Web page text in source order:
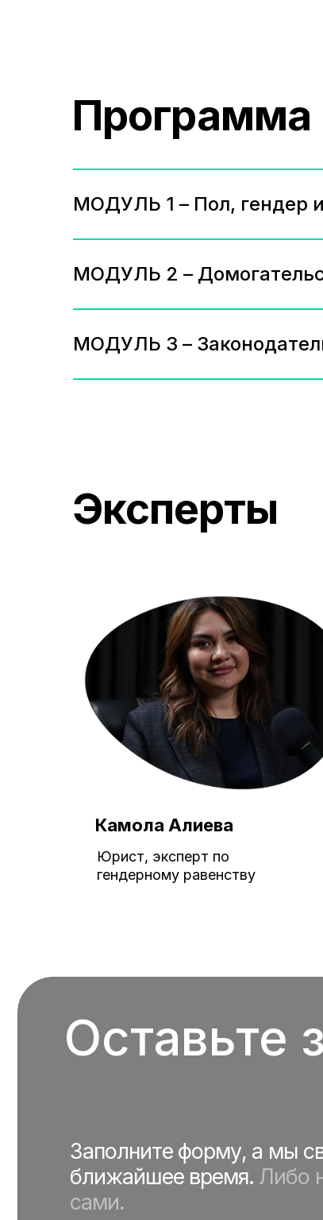
Программа
МОДУЛЬ 1 – Пол, гендер
МОДУЛЬ 2 –
МОДУЛЬ 3 –
Эксперты
Юрист, эксперт по
гендерному равенству
Камола Алиева
Оставьте
Заполните форму, а мы
ближайшее время.Либо